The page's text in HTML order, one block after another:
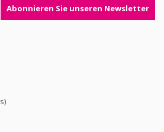
Abonnieren Sie unseren Newsletter